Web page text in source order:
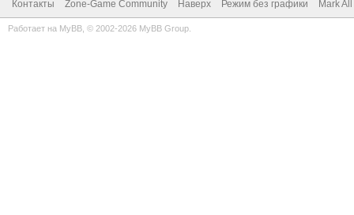
Контакты Zone-Game Community Наверх Режим без графики Mark
Работает на MyBB , © 2002-2026 MyBB Group